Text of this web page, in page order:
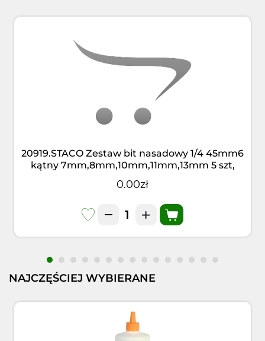
20919.STACO Zestaw bit nasadowy 1/4 45mm6
kątny 7mm,8mm,10mm,11mm,13mm 5 szt,
0.00zł
NAJCZĘŚCIEJ WYBIERANE